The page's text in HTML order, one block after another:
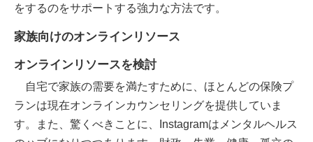
をするのをサポートする強力な方法です。
家族向けのオンラインリソース
オンラインリソースを検討
自宅で家族の需要を満たすために、ほとんどの保険プ
ランは現在オンラインカウンセリングを提供していま
す。また、驚くべきことに、Instagramはメンタルヘルス